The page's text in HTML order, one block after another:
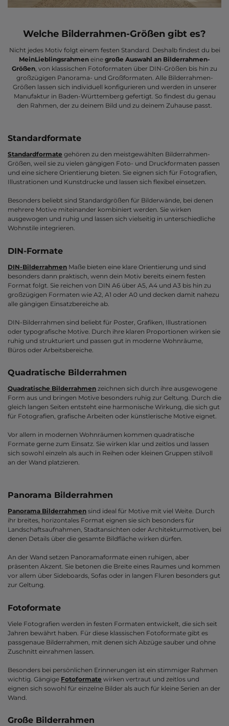
Welche Bilderrahmen-Größen gibt es?
Nicht jedes Motiv folgt einem festen Standard. Deshalb findest du bei
MeinLieblingsrahmen eine große Auswahl an Bilderrahmen-
Größen , von klassischen Fotoformaten über DIN-Größen bis hin zu
großzügigen Panorama- und Großformaten. Alle Bilderrahmen-
Größen lassen sich individuell konfigurieren und werden in unserer
Manufaktur in Baden-Württemberg gefertigt. So findest du genau
den Rahmen, der zu deinem Bild und zu deinem Zuhause passt.
Standardformate
Standardformate gehören zu den meistgewählten Bilderrahmen-
Größen, weil sie zu vielen gängigen Foto- und Druckformaten passen
und eine sichere Orientierung bieten. Sie eignen sich für Fotografien,
Illustrationen und Kunstdrucke und lassen sich flexibel einsetzen.
Besonders beliebt sind Standardgrößen für Bilderwände, bei denen
mehrere Motive miteinander kombiniert werden. Sie wirken
ausgewogen und ruhig und lassen sich vielseitig in unterschiedliche
Wohnstile integrieren.
DIN-Formate
DIN-Bilderrahmen Maße bieten eine klare Orientierung und sind
besonders dann praktisch, wenn dein Motiv bereits einem festen
Format folgt. Sie reichen von DIN A6 über A5, A4 und A3 bis hin zu
großzügigen Formaten wie A2, A1 oder A0 und decken damit nahezu
alle gängigen Einsatzbereiche ab.
DIN-Bilderrahmen sind beliebt für Poster, Grafiken, Illustrationen
oder typografische Motive. Durch ihre klaren Proportionen wirken sie
ruhig und strukturiert und passen gut in moderne Wohnräume,
Büros oder Arbeitsbereiche.
Quadratische Bilderrahmen
Quadratische Bilderrahmen zeichnen sich durch ihre ausgewogene
Form aus und bringen Motive besonders ruhig zur Geltung. Durch die
gleich langen Seiten entsteht eine harmonische Wirkung, die sich gut
für Fotografien, grafische Arbeiten oder künstlerische Motive eignet.
Vor allem in modernen Wohnräumen kommen quadratische
Formate gerne zum Einsatz. Sie wirken klar und zeitlos und lassen
sich sowohl einzeln als auch in Reihen oder kleinen Gruppen stilvoll
an der Wand platzieren.
Panorama Bilderrahmen
Panorama Bilderrahmen sind ideal für Motive mit viel Weite. Durch
ihr breites, horizontales Format eignen sie sich besonders für
Landschaftsaufnahmen, Stadtansichten oder Architekturmotiven, bei
denen Details über die gesamte Bildfläche wirken dürfen.
An der Wand setzen Panoramaformate einen ruhigen, aber
präsenten Akzent. Sie betonen die Breite eines Raumes und kommen
vor allem über Sideboards, Sofas oder in langen Fluren besonders gut
zur Geltung.
Fotoformate
Viele Fotografien werden in festen Formaten entwickelt, die sich seit
Jahren bewährt haben. Für diese klassischen Fotoformate gibt es
passgenaue Bilderrahmen, mit denen sich Abzüge sauber und ohne
Zuschnitt einrahmen lassen.
Besonders bei persönlichen Erinnerungen ist ein stimmiger Rahmen
wichtig. Gängige Fotoformate wirken vertraut und zeitlos und
eignen sich sowohl für einzelne Bilder als auch für kleine Serien an der
Wand.
Große Bilderrahmen